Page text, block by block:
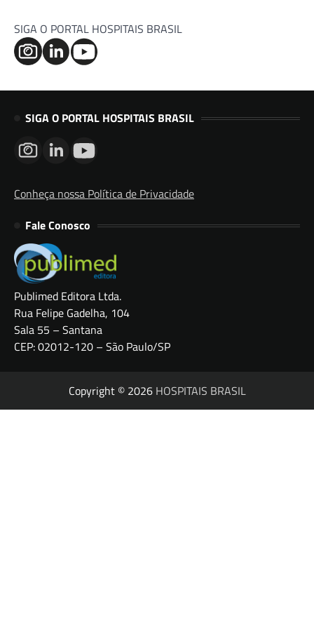
SIGA O PORTAL HOSPITAIS BRASIL
SIGA O PORTAL HOSPITAIS BRASIL
Conheça nossa Política de Privacidade
Fale Conosco
Publimed Editora Ltda.
Rua Felipe Gadelha, 104
Sala 55 – Santana
CEP: 02012-120 – São Paulo/SP
Copyright © 2026 HOSPITAIS BRASIL